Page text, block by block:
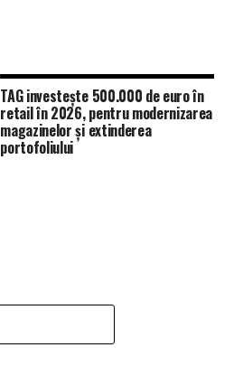
TAG investește 500.000 de euro în
retail în 2026, pentru modernizarea
magazinelor și extinderea
portofoliului